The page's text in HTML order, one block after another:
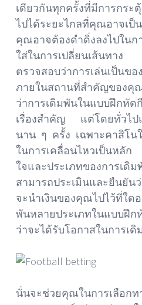
เดียวกันทุกครั้งที่มีการกร
ไปได้ระยะไกลที่คุณอาจเป็
คุณอาจต้องดำดิ่งลงไปในก
ใส่ในการเปลี่ยนเส้นทาง
ตรวจสอบว่าการเล่นเป็นข
ภายในสถานที่สำคัญของ
ว่าการเดิมพันในแบบฝึกหัด
เรื่องสำคัญ แต่โดยทั่วไป
นาน ๆ ครั้ง เฉพาะคาสิโน
ในการเคลื่อนไหวเป็นหลั
ใจและประเภทของการเดิ
สามารถประเมินและยืนยัน
จะนำเงินของคุณไปไว้ที่ใด
พันหลายประเภทในแบบฝึ
ว่าจะได้รับโอกาสในการเ
นั่นจะช่วยคุณในการเลือก